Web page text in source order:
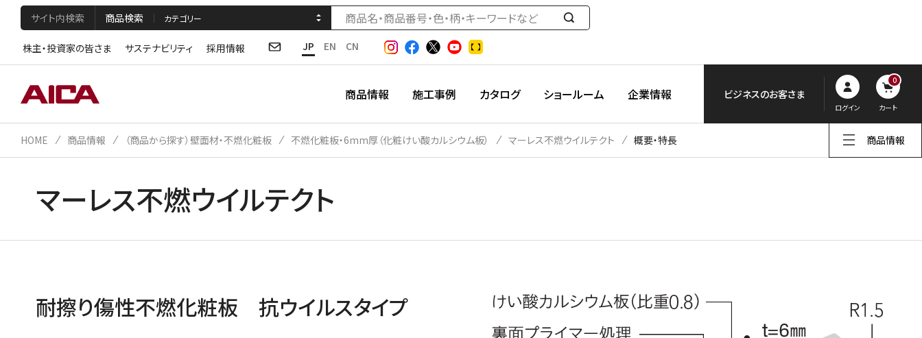
サイト内検索 商品検索
検
す
株主・投資家の皆さま サステナビリティ 採用情報 JP EN CN
商品情報 施工事例 カタログ ショールーム 企業情報 ビジネスのお客さま
ログイン
0
カート
商品情報
HOME 商品情報 （商品から探す）壁面材・不燃化粧板 不燃化粧板・6mm厚（化粧けい酸カルシウム板） マーレス不燃ウイルテクト 概要・特長
マーレス不燃ウイルテクト
耐擦り傷性不燃化粧板 抗ウイルスタイプ